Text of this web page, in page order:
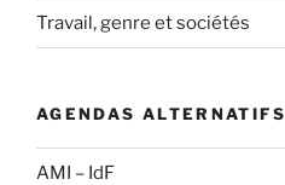
Travail, genre et sociétés
AGENDAS ALTERNATIFS
AMI – IdF